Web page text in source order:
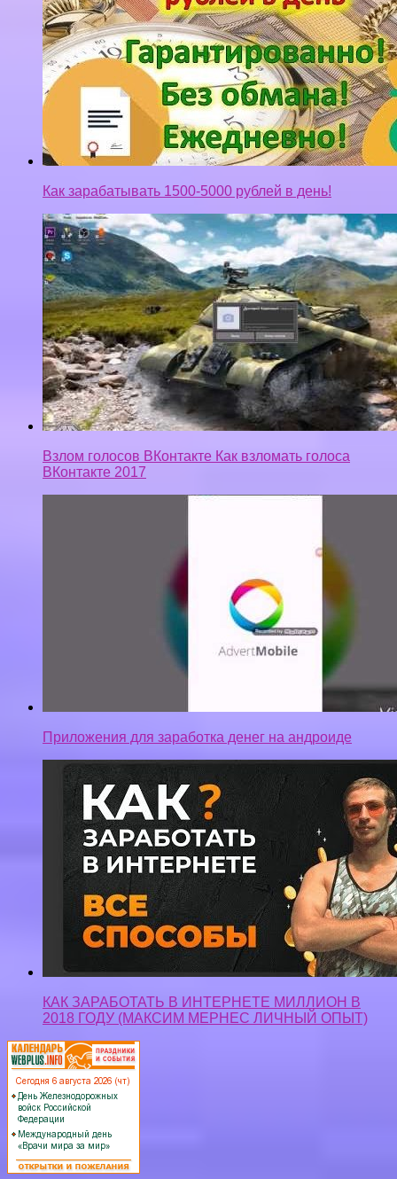
Как зарабатывать 1500-5000 рублей в день!
Взлом голосов ВКонтакте Как взломать голоса
ВКонтакте 2017
Приложения для заработка денег на андроиде
КАК ЗАРАБОТАТЬ В ИНТЕРНЕТЕ МИЛЛИОН В
2018 ГОДУ (МАКСИМ МЕРНЕС ЛИЧНЫЙ ОПЫТ)